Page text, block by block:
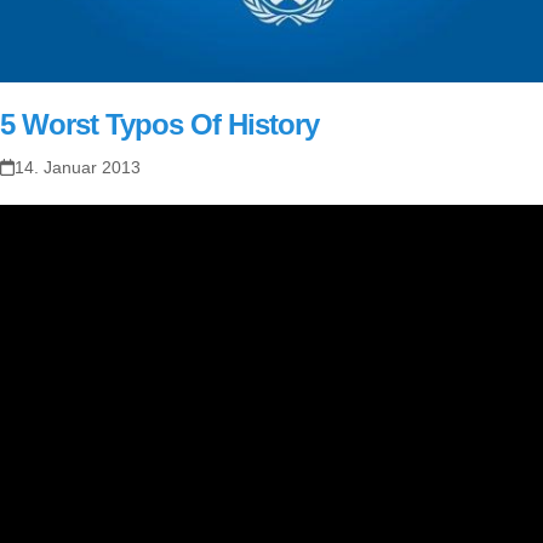
5 Worst Typos Of History
14. Januar 2013